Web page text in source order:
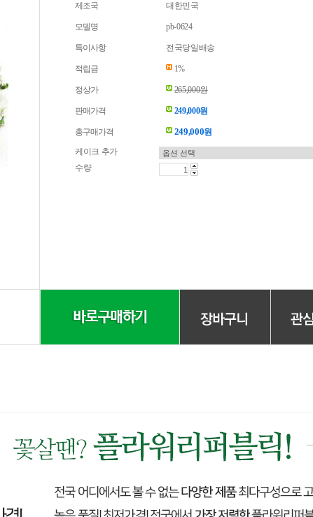
제조국 대한민국
모델명 pb-0624
특이사항 전국당일배송
적립금 1%
정상가 265,000원
판매가격 249,000원
총구매가격 249,000원
케이크 추가
수량